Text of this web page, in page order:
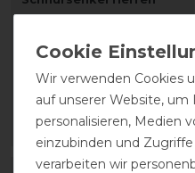
statt 190,00 €
171,00 € *
Paar
ARTIKEL MERKEN
Wir verwenden Cookies
auf unserer Website,
personalisieren, Medien
einzubinden und
verarbeiten wir